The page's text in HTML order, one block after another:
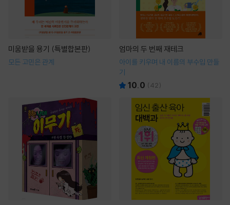
미움받을 용기 (특별합본판)
모든 고민은 관계
엄마의 두 번째 재테크
아이를 키우며 내 이름의 부수입 만들
기
10.0 (42)